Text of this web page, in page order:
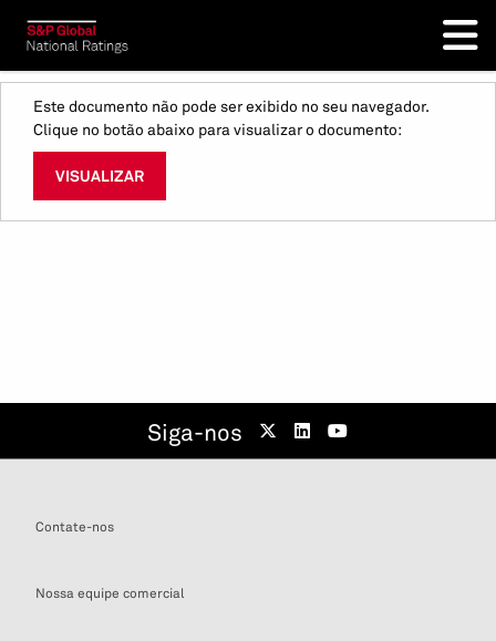
Este documento não pode ser exibido no seu navegador.
Clique no botão abaixo para visualizar o documento:
VISUALIZAR
Siga-nos
Contate-nos
Nossa equipe comercial